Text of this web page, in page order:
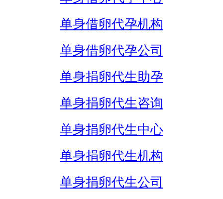
单身借卵代孕机构
单身借卵代孕公司
单身捐卵代生助孕
单身捐卵代生咨询
单身捐卵代生中心
单身捐卵代生机构
单身捐卵代生公司